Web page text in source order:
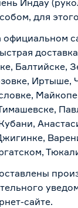
Индау
для
Балтийске,
сайте.